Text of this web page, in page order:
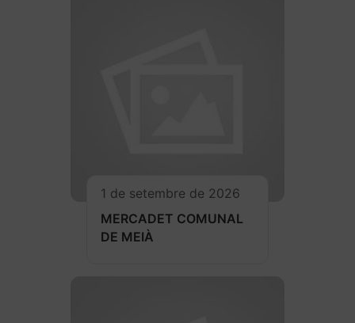
1 de setembre de 2026
MERCADET COMUNAL
DE MEIÀ